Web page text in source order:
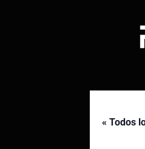
« Todos